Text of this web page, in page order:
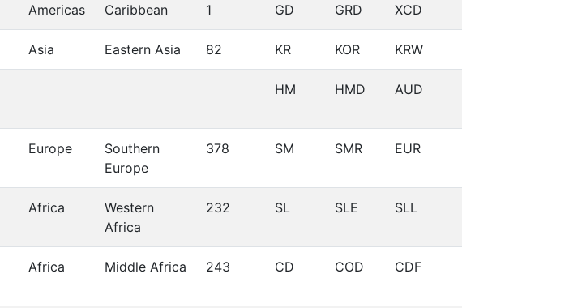
Americas Caribbean 1 GD GRD XCD
Asia Eastern Asia 82 KR KOR KRW
HM HMD AUD
Europe
Southern
Europe
378 SM SMR EUR
Africa
Western
Africa
232 SL SLE SLL
Africa Middle Africa 243 CD COD CDF